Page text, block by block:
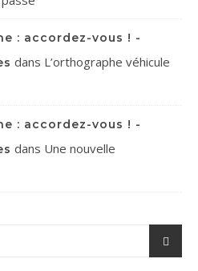
: accordez-vous ! -
dans L’orthographe véhicule
: accordez-vous ! -
dans Une nouvelle